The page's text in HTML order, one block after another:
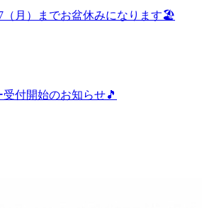
（月）までお盆休みになります🏖
付開始のお知らせ🎵